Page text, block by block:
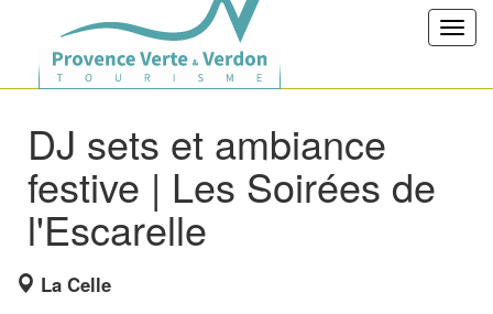
DJ sets et ambiance
festive | Les Soirées de
l'Escarelle
La Celle